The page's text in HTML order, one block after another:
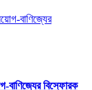
বাণিজ্যের বিস্ফোরক